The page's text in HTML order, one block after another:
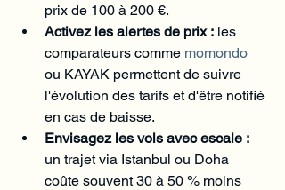
prix de 100 à 200 €.
Activez les alertes de prix : les
comparateurs comme momondo
ou KAYAK permettent de suivre
l'évolution des tarifs et d'être notifié
en cas de baisse.
Envisagez les vols avec escale :
un trajet via Istanbul ou Doha
coûte souvent 30 à 50 % moins